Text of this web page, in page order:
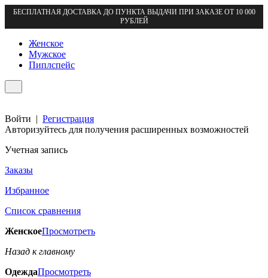
БЕСПЛАТНАЯ ДОСТАВКА ДО ПУНКТА ВЫДАЧИ ПРИ ЗАКАЗЕ ОТ 10 000
РУБЛЕЙ
Женское
Мужское
Пиплспейс
Войти | Регистрация
Авторизуйтесь для получения расширенных возможностей
Учетная запись
Заказы
Избранное
Список сравнения
ЖенскоеПросмотреть
Назад к главному
ОдеждаПросмотреть